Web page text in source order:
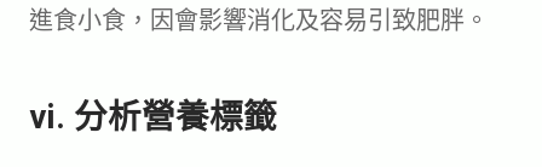
進食小食，因會影響消化及容易引致肥胖。
vi. 分析營養標籤